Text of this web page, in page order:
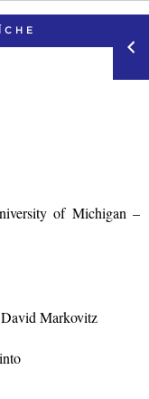
of Michigan –
Markovitz